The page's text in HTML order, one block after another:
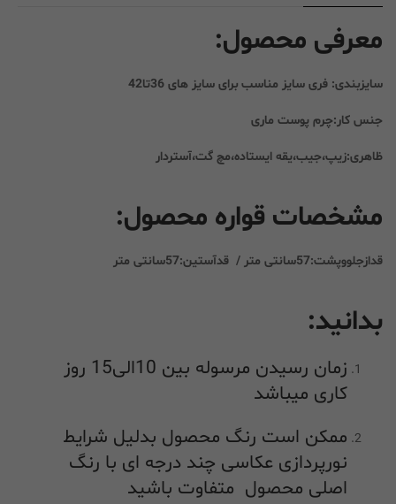
معرفی محصول:
سایزبندی: فری سایز مناسب برای سایز های 36تا42
جنس کار:چرم پوست ماری
ظاهری:زیپ،جیب،یقه ایستاده،مچ گت،آستردار
مشخصات قواره محصول:
قدازجلووپشت:57سانتی متر / قدآستین:57سانتی متر
بدانید:
زمان رسیدن مرسوله بین 10الی15 روز
کاری میباشد
ممکن است رنگ محصول بدلیل شرایط
نورپردازی عکاسی چند درجه ای با رنگ
اصلی محصول متفاوت باشید